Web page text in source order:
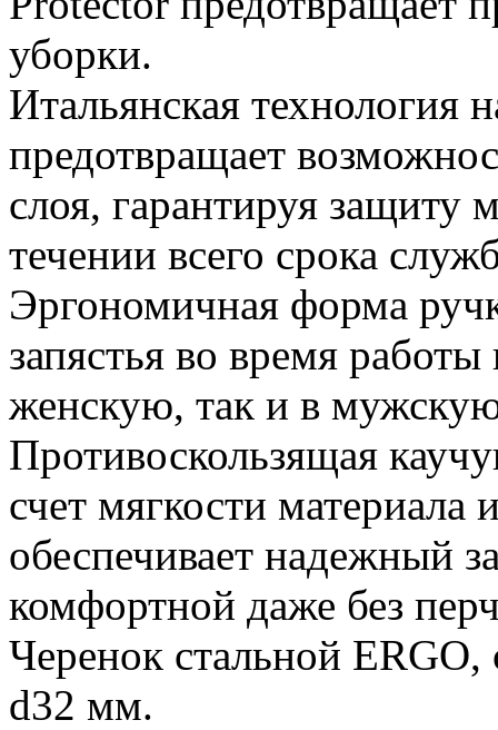
уборки.
Итальянская технология
предотвращает
слоя, гарантируя защиту
течении всего срока
Эргономичная форма
запястья во время
женскую, так и в
Противоскользящая
счет мягкости
обеспечивает надежный
комфортной даже без
Черенок стальной
d32 мм.